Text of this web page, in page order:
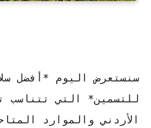
سنستعرض اليوم *أفضل
للتسمين* التي تتناسب
الأردني والموارد